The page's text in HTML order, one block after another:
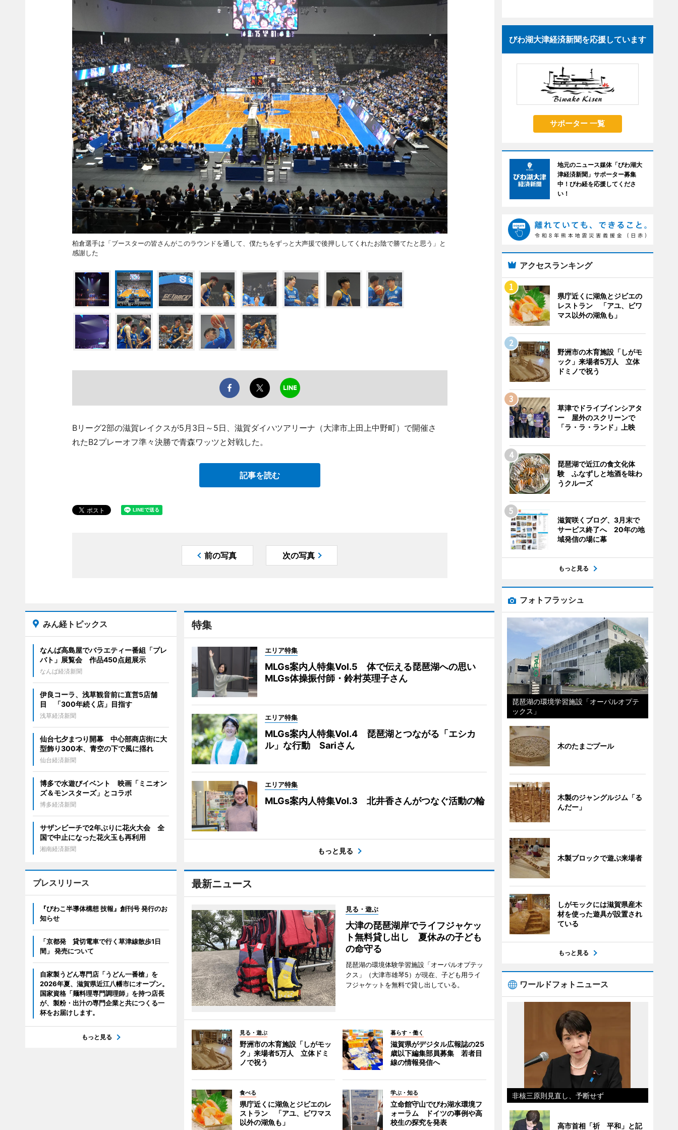
柏倉選手は「ブースターの皆さんがこのラウンドを通して、僕たちをずっと大声援で後押ししてくれたお陰で勝てたと思う」と
感謝した
Bリーグ2部の滋賀レイクスが5月3日～5日、滋賀ダイハツアリーナ（大津市上田上中野町）で開催さ
れたB2プレーオフ準々決勝で青森ワッツと対戦した。
記事を読む
前の写真 次の写真
特集
エリア特集
MLGs案内人特集Vol.5 体で伝える琵琶湖への思い
MLGs体操振付師・鈴村英理子さん
エリア特集
MLGs案内人特集Vol.4 琵琶湖とつながる「エシカ
ル」な行動 Sariさん
エリア特集
MLGs案内人特集Vol.3 北井香さんがつなぐ活動の輪
もっと見る
最新ニュース
見る・遊ぶ
大津の琵琶湖岸でライフジャケッ
ト無料貸し出し 夏休みの子ども
の命守る
琵琶湖の環境体験学習施設「オーパルオプテッ
クス」（大津市雄琴5）が現在、子ども用ライ
フジャケットを無料で貸し出している。
見る・遊ぶ
野洲市の木育施設「しがモッ
ク」来場者5万人 立体ドミ
ノで祝う
暮らす・働く
滋賀県がデジタル広報誌の25
歳以下編集部員募集 若者目
線の情報発信へ
食べる
県庁近くに湖魚とジビエのレ
ストラン 「アユ、ビワマス
以外の湖魚も」
学ぶ・知る
立命館守山でびわ湖水環境フ
ォーラム ドイツの事例や高
校生の探究を発表
みん経トピックス
なんば高島屋でバラエティー番組「プレ
バト」展覧会 作品450点超展示
なんば経済新聞
伊良コーラ、浅草観音前に直営5店舗
目 「300年続く店」目指す
浅草経済新聞
仙台七夕まつり開幕 中心部商店街に大
型飾り300本、青空の下で風に揺れ
仙台経済新聞
博多で水遊びイベント 映画「ミニオン
ズ＆モンスターズ」とコラボ
博多経済新聞
サザンビーチで2年ぶりに花火大会 全
国で中止になった花火玉も再利用
湘南経済新聞
プレスリリース
『びわこ半導体構想 技報』創刊号 発行のお
知らせ
「京都発 貸切電車で行く草津線散歩1日
間」 発売について
自家製うどん専門店「うどん一番槍」を
2026年夏、滋賀県近江八幡市にオープン。
国家資格「麺料理専門調理師」を持つ店長
が、製粉・出汁の専門企業と共につくる一
杯をお届けします。
もっと見る
びわ湖大津経済新聞を応援しています
サポーター 一覧
地元のニュース媒体「びわ湖大
津経済新聞」サポーター募集
中！びわ経を応援してくださ
い！
アクセスランキング
県庁近くに湖魚とジビエの
レストラン 「アユ、ビワ
マス以外の湖魚も」
野洲市の木育施設「しがモ
ック」来場者5万人 立体
ドミノで祝う
草津でドライブインシアタ
ー 屋外のスクリーンで
「ラ・ラ・ランド」上映
琵琶湖で近江の食文化体
験 ふなずしと地酒を味わ
うクルーズ
滋賀咲くブログ、3月末で
サービス終了へ 20年の地
域発信の場に幕
もっと見る
フォトフラッシュ
琵琶湖の環境学習施設「オーパルオプテ
ックス」
木のたまごプール
木製のジャングルジム「る
んだー」
木製ブロックで遊ぶ来場者
しがモックには滋賀県産木
材を使った遊具が設置され
ている
もっと見る
ワールドフォトニュース
非核三原則見直し、予断せず
高市首相「祈 平和」と記